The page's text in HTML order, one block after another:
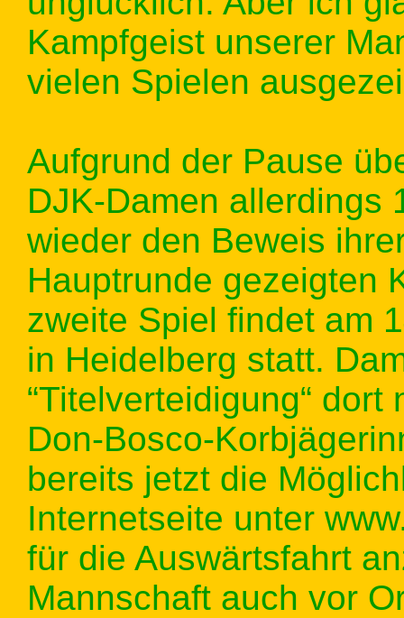
Kampfgeist unserer
vielen Spielen
Aufgrund der Pause
DJK-Damen allerdings
wieder den Beweis
Hauptrunde gezeigten
zweite Spiel findet am
in Heidelberg statt.
“Titelverteidigung“
Don-Bosco-
bereits jetzt die
Internetseite unter
für die Auswärtsfahrt
Mannschaft auch vor